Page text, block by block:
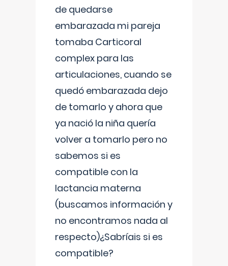
de quedarse
embarazada mi pareja
tomaba Carticoral
complex para las
articulaciones, cuando se
quedó embarazada dejo
de tomarlo y ahora que
ya nació la niña quería
volver a tomarlo pero no
sabemos si es
compatible con la
lactancia materna
(buscamos información y
no encontramos nada al
respecto)¿Sabríais si es
compatible?